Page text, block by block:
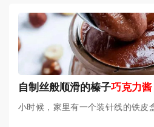
自制丝般顺滑的榛子巧克力酱
小时候，家里有一个装针线的铁皮